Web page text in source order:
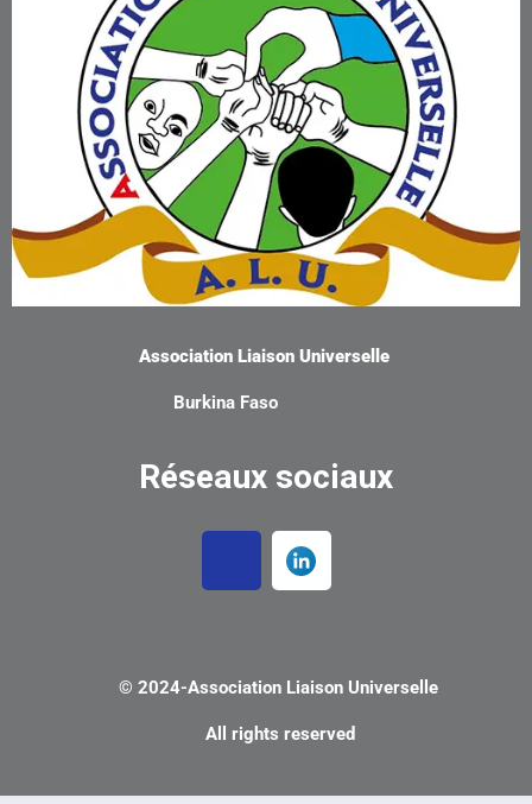
Association Liaison Universelle
Burkina Faso
Réseaux sociaux
© 2024-Association Liaison Universelle
All rights reserved